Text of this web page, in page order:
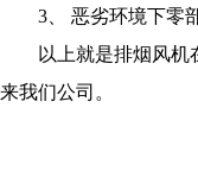
3、 恶劣环境下零部
以上就是排烟风机在
来我们公司。